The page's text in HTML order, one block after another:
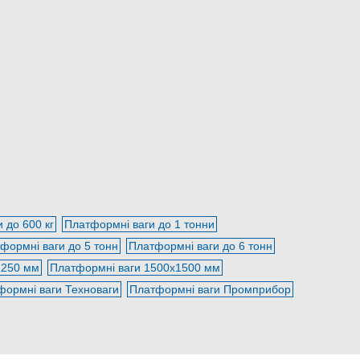
до 600 кг
Платформні ваги до 1 тонни
ваги до 5 тонн
Платформні ваги до 6 тонн
мм
Платформні ваги 1500х1500 мм
ваги Техноваги
Платформні ваги Промприбор